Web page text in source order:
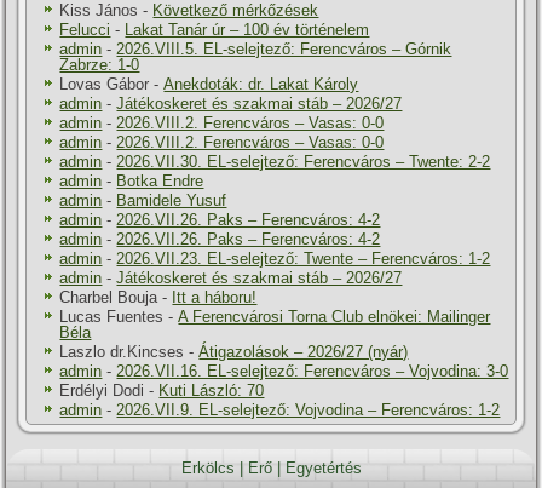
Kiss János - Következő mérkőzések
Felucci - Lakat Tanár úr – 100 év történelem
admin -2026.VIII.5. EL-selejtező: Ferencváros – Górnik
Zabrze: 1-0
Lovas Gábor -Anekdoták: dr. Lakat Károly
admin -Játékoskeret és szakmai stáb – 2026/27
admin -2026.VIII.2. Ferencváros – Vasas: 0-0
admin -2026.VIII.2. Ferencváros – Vasas: 0-0
admin -2026.VII.30. EL-selejtező: Ferencváros – Twente: 2-2
admin - Botka Endre
admin - Bamidele Yusuf
admin -2026.VII.26. Paks – Ferencváros: 4-2
admin -2026.VII.26. Paks – Ferencváros: 4-2
admin -2026.VII.23. EL-selejtező: Twente – Ferencváros: 1-2
admin -Játékoskeret és szakmai stáb – 2026/27
Charbel Bouja- Itt a háboru!
Lucas Fuentes -A Ferencvárosi Torna Club elnökei: Mailinger
Béla
Laszlo dr.Kincses -Átigazolások – 2026/27 (nyár)
admin -2026.VII.16. EL-selejtező: Ferencváros – Vojvodina: 3-0
Erdélyi Dodi - Kuti László: 70
admin -2026.VII.9. EL-selejtező: Vojvodina – Ferencváros: 1-2
Erkölcs Erő|
Egyetértés